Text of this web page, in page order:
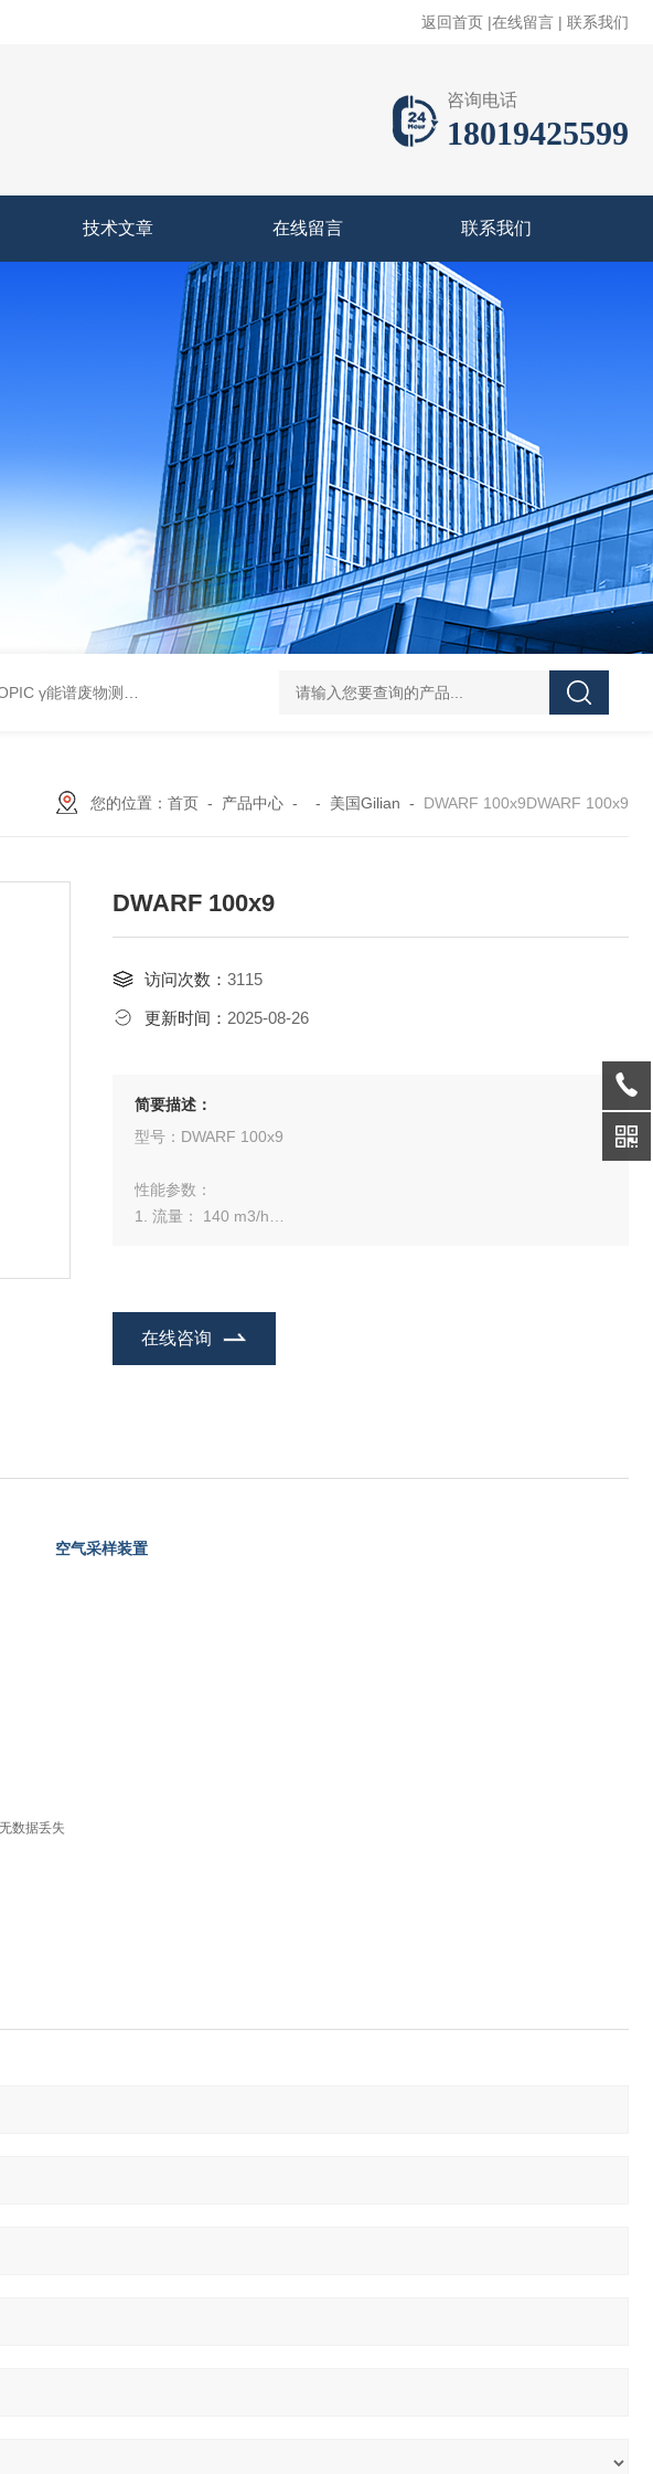
返回首页 |在线留言 | 联系我们
咨询电话
18019425599
技术文章 在线留言 联系我们
γ能谱废物测定 GammaVision伽马能谱分析软件 GammaVision报告生成器
您的位置： 首页 - 产品中心 - - 美国Gilian - DWARF 100x9DWARF 100x9
DWARF 100x9
访问次数： 3115
更新时间： 2025-08-26
简要描述：
型号：DWARF 100x9
性能参数：
1. 流量： 140 m3/h
5. 寿命：适用于短时间采样，泵的使用时间 20000～25000h
在线咨询
空气采样装置
数据丢失